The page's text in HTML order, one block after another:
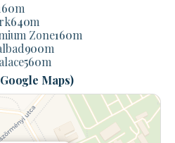
m
640m
Zone160m
900m
560m
Maps)